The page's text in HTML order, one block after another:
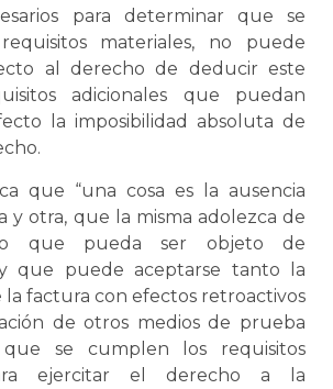
para determinar que se
materiales, no puede
al derecho de deducir este
adicionales que puedan
la imposibilidad absoluta de
que “una cosa es la ausencia
y otra, que la misma adolezca de
que pueda ser objeto de
y que puede aceptarse tanto la
la factura con efectos retroactivos
de otros medios de prueba
que se cumplen los requisitos
ejercitar el derecho a la